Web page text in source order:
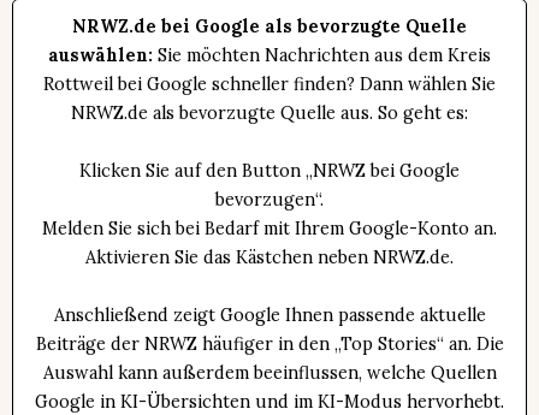
NRWZ.de bei Google als bevorzugte Quelle
auswählen: Sie möchten Nachrichten aus dem Kreis
Rottweil bei Google schneller finden? Dann wählen Sie
NRWZ.de als bevorzugte Quelle aus. So geht es:
Klicken Sie auf den Button „NRWZ bei Google
bevorzugen“.
Melden Sie sich bei Bedarf mit Ihrem Google-Konto an.
Aktivieren Sie das Kästchen neben NRWZ.de.
Anschließend zeigt Google Ihnen passende aktuelle
Beiträge der NRWZ häufiger in den „Top Stories“ an. Die
Auswahl kann außerdem beeinflussen, welche Quellen
Google in KI-Übersichten und im KI-Modus hervorhebt.